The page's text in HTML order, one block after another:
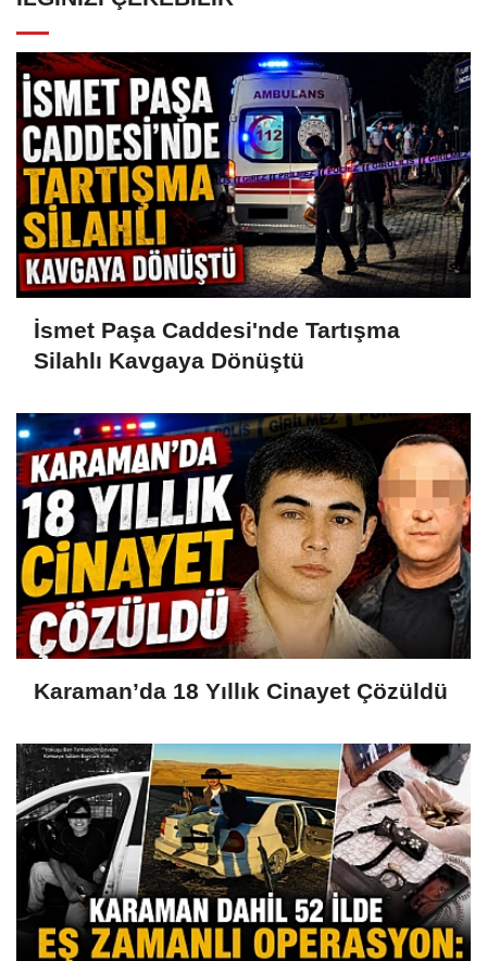
İsmet Paşa Caddesi'nde Tartışma
Silahlı Kavgaya Dönüştü
Karaman’da 18 Yıllık Cinayet Çözüldü